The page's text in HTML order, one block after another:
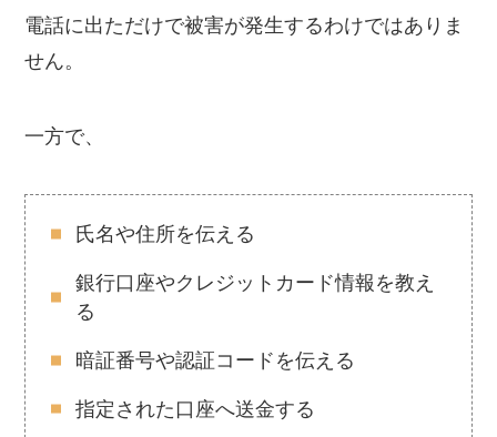
電話に出ただけで被害が発生するわけではありま
せん。
一方で、
氏名や住所を伝える
銀行口座やクレジットカード情報を教え
る
暗証番号や認証コードを伝える
指定された口座へ送金する